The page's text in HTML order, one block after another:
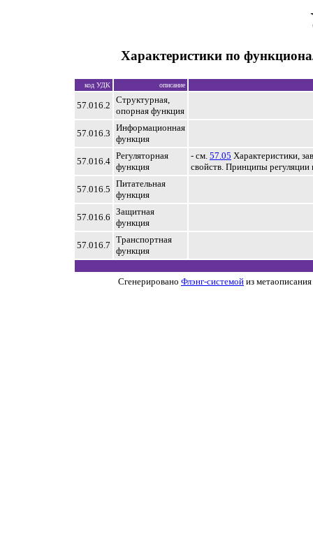
Характеристики по
код УДК описание
57.016.2
Структурная,
опорная функция
57.016.3
Информационная
функция
57.016.4
Регуляторная
функция
- см. 57.05 Характеристики,
свойств. Принципы
57.016.5
Питательная
функция
57.016.6
Защитная
функция
57.016.7
Транспортная
функция
Сгенерировано Флэнг-системой из